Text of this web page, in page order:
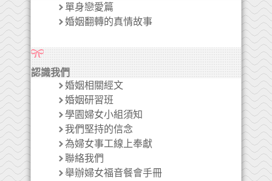
單身戀愛篇
婚姻翻轉的真情故事
認識我們
婚姻相關經文
婚姻研習班
學園婦女小組須知
我們堅持的信念
為婦女事工線上奉獻
聯絡我們
舉辦婦女福音餐會手冊